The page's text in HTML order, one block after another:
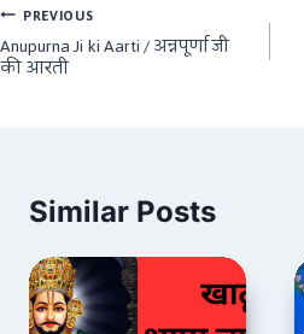
Post
navigation
PREVIOUS
Anupurna Ji ki Aarti / अन्नपूर्णा जी
की आरती
Similar Posts